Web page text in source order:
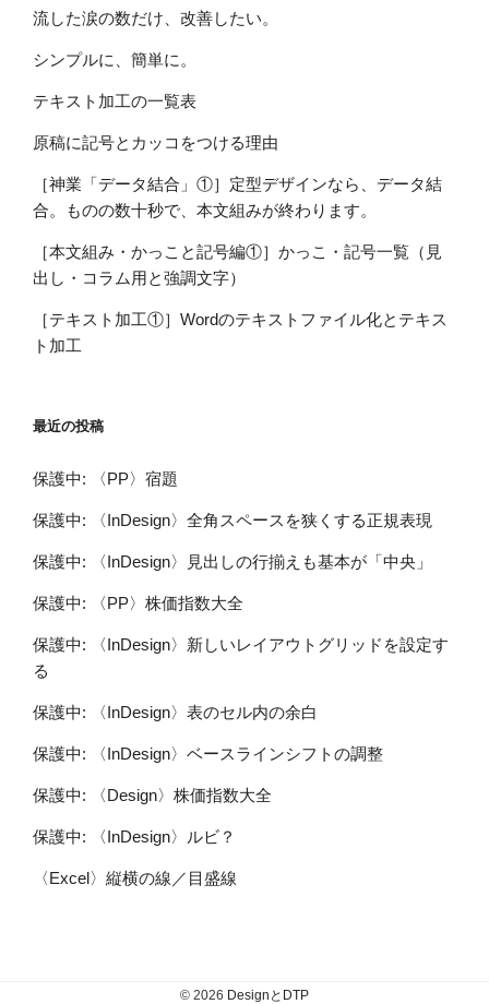
流した涙の数だけ、改善したい。
シンプルに、簡単に。
テキスト加工の一覧表
原稿に記号とカッコをつける理由
［神業「データ結合」①］定型デザインなら、データ結
合。ものの数十秒で、本文組みが終わります。
［本文組み・かっこと記号編①］かっこ・記号一覧（見
出し・コラム用と強調文字）
［テキスト加工①］Wordのテキストファイル化とテキス
ト加工
最近の投稿
保護中: 〈PP〉宿題
保護中: 〈InDesign〉全角スペースを狭くする正規表現
保護中: 〈InDesign〉見出しの行揃えも基本が「中央」
保護中: 〈PP〉株価指数大全
保護中: 〈InDesign〉新しいレイアウトグリッドを設定す
る
保護中: 〈InDesign〉表のセル内の余白
保護中: 〈InDesign〉ベースラインシフトの調整
保護中: 〈Design〉株価指数大全
保護中: 〈InDesign〉ルビ？
〈Excel〉縦横の線／目盛線
© 2026 DesignとDTP